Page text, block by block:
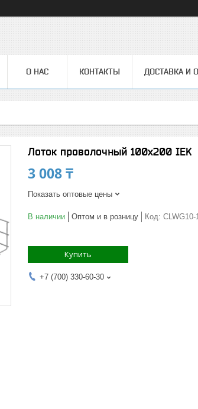
О НАС КОНТАКТЫ ДОСТАВКА И
Лоток проволочный 100х200 IEK
3 008 ₸
Показать оптовые цены
В наличии Оптом и в розницу Код: CLWG10-
Купить
+7 (700) 330-60-30